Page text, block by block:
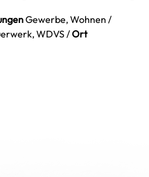
Gewerbe, Wohnen /
WDVS /Ort